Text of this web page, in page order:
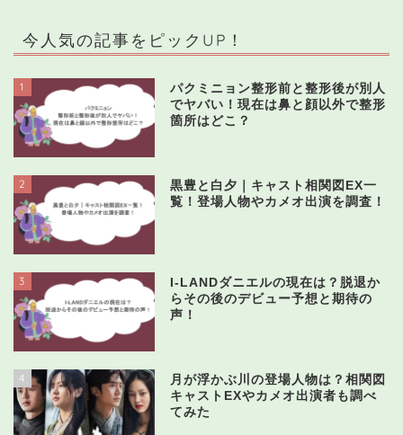
今人気の記事をピックUP！
1
パクミニョン整形前と整形後が別人
でヤバい！現在は鼻と顔以外で整形
箇所はどこ？
2
黒豊と白夕｜キャスト相関図EX一
覧！登場人物やカメオ出演を調査！
3
I-LANDダニエルの現在は？脱退か
らその後のデビュー予想と期待の
声！
4
月が浮かぶ川の登場人物は？相関図
キャストEXやカメオ出演者も調べ
てみた